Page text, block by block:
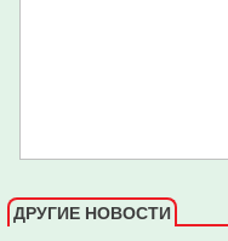
ДРУГИЕ НОВОСТИ